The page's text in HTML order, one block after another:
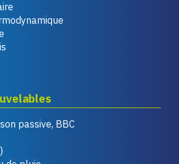
passive, BBC